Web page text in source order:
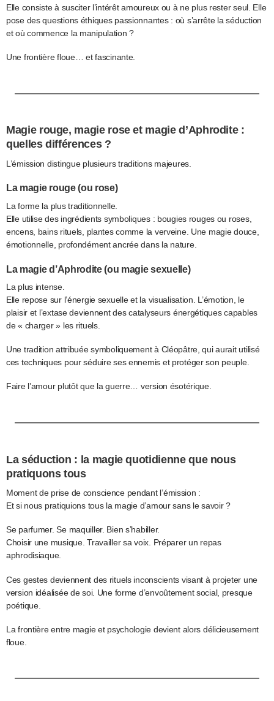
Elle consiste à susciter l’intérêt amoureux ou à ne plus rester seul. Elle
pose des questions éthiques passionnantes : où s’arrête la séduction
et où commence la manipulation ?
Une frontière floue… et fascinante.
Magie rouge, magie rose et magie d’Aphrodite :
quelles différences ?
L’émission distingue plusieurs traditions majeures.
La magie rouge (ou rose)
La forme la plus traditionnelle.
Elle utilise des ingrédients symboliques : bougies rouges ou roses,
encens, bains rituels, plantes comme la verveine. Une magie douce,
émotionnelle, profondément ancrée dans la nature.
La magie d’Aphrodite (ou magie sexuelle)
La plus intense.
Elle repose sur l’énergie sexuelle et la visualisation. L’émotion, le
plaisir et l’extase deviennent des catalyseurs énergétiques capables
de « charger » les rituels.
Une tradition attribuée symboliquement à Cléopâtre, qui aurait utilisé
ces techniques pour séduire ses ennemis et protéger son peuple.
Faire l’amour plutôt que la guerre… version ésotérique.
La séduction : la magie quotidienne que nous
pratiquons tous
Moment de prise de conscience pendant l’émission :
Et si nous pratiquions tous la magie d’amour sans le savoir ?
Se parfumer. Se maquiller. Bien s’habiller.
Choisir une musique. Travailler sa voix. Préparer un repas
aphrodisiaque.
Ces gestes deviennent des rituels inconscients visant à projeter une
version idéalisée de soi. Une forme d’envoûtement social, presque
poétique.
La frontière entre magie et psychologie devient alors délicieusement
floue.